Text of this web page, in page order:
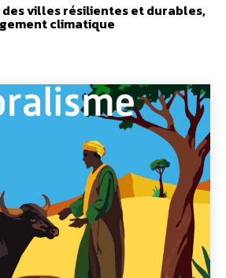
villes résilientes et durables,
climatique